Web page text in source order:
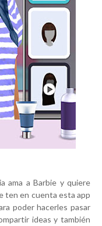
ama a Barbie y quiere
ten en cuenta esta app
poder hacerles pasar
ideas y también